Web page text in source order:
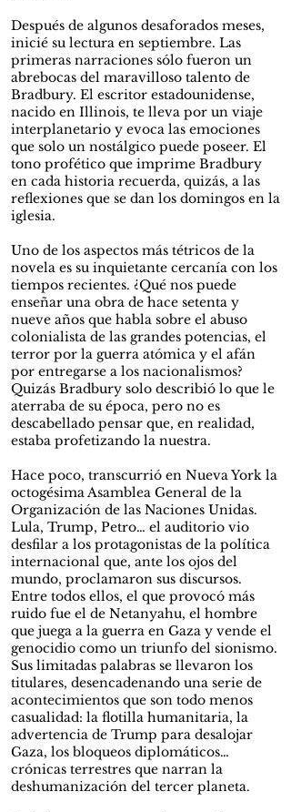
Después de algunos desaforados meses,
inicié su lectura en septiembre. Las
primeras narraciones sólo fueron un
abrebocas del maravilloso talento de
Bradbury. El escritor estadounidense,
nacido en Illinois, te lleva por un viaje
interplanetario y evoca las emociones
que solo un nostálgico puede poseer. El
tono profético que imprime Bradbury
en cada historia recuerda, quizás, a las
reflexiones que se dan los domingos en la
iglesia.
Uno de los aspectos más tétricos de la
novela es su inquietante cercanía con los
tiempos recientes. ¿Qué nos puede
enseñar una obra de hace setenta y
nueve años que habla sobre el abuso
colonialista de las grandes potencias, el
terror por la guerra atómica y el afán
por entregarse a los nacionalismos?
Quizás Bradbury solo describió lo que le
aterraba de su época, pero no es
descabellado pensar que, en realidad,
estaba profetizando la nuestra.
Hace poco, transcurrió en Nueva York la
octogésima Asamblea General de la
Organización de las Naciones Unidas.
Lula, Trump, Petro… el auditorio vio
desfilar a los protagonistas de la política
internacional que, ante los ojos del
mundo, proclamaron sus discursos.
Entre todos ellos, el que provocó más
ruido fue el de Netanyahu, el hombre
que juega a la guerra en Gaza y vende el
genocidio como un triunfo del sionismo.
Sus limitadas palabras se llevaron los
titulares, desencadenando una serie de
acontecimientos que son todo menos
casualidad: la flotilla humanitaria, la
advertencia de Trump para desalojar
Gaza, los bloqueos diplomáticos…
crónicas terrestres que narran la
deshumanización del tercer planeta.